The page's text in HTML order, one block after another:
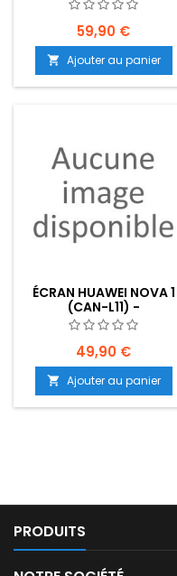
59,90 €
 Ajouter au panier
ÉCRAN HUAWEI NOVA 1
(CAN-L11) -
EMPLACEMENT: Z2 - R06 -
E05
49,90 €
 Ajouter au panier
PRODUITS